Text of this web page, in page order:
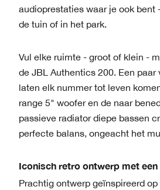
audioprestaties waar je ook bent
de tuin of in het park.
Vul elke ruimte - groot of klein -
de JBL Authentics 200. Een paar
laten elk nummer tot leven
range 5" woofer en de naar
passieve radiator diepe bassen
perfecte balans, ongeacht het
Iconisch retro ontwerp met
Prachtig ontwerp geïnspireerd